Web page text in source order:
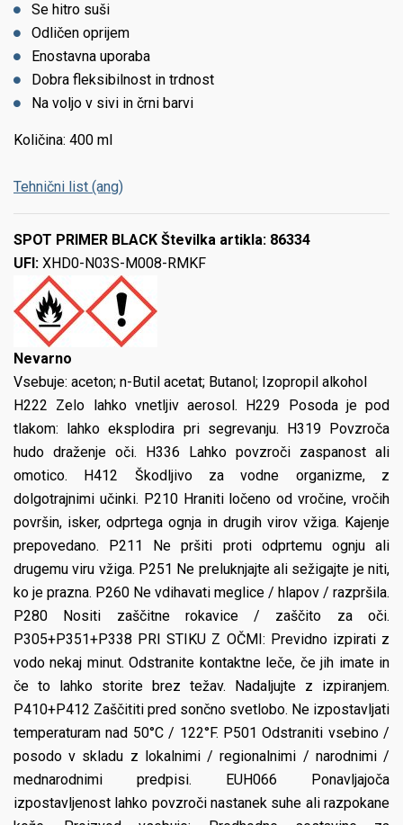
Se hitro suši
Odličen oprijem
Enostavna uporaba
Dobra fleksibilnost in trdnost
Na voljo v sivi in črni barvi
Količina: 400 ml
Tehnični list (ang)
SPOT PRIMER BLACK Številka artikla: 86334
UFI: XHD0-N03S-M008-RMKF
Nevarno
Vsebuje: aceton; n-Butil acetat; Butanol; Izopropil alkohol
H222 Zelo lahko vnetljiv aerosol. H229 Posoda je pod
tlakom: lahko eksplodira pri segrevanju. H319 Povzroča
hudo draženje oči. H336 Lahko povzroči zaspanost ali
omotico. H412 Škodljivo za vodne organizme, z
dolgotrajnimi učinki. P210 Hraniti ločeno od vročine, vročih
površin, isker, odprtega ognja in drugih virov vžiga. Kajenje
prepovedano. P211 Ne pršiti proti odprtemu ognju ali
drugemu viru vžiga. P251 Ne preluknjajte ali sežigajte je niti,
ko je prazna. P260 Ne vdihavati meglice / hlapov / razpršila.
P280 Nositi zaščitne rokavice / zaščito za oči.
P305+P351+P338 PRI STIKU Z OČMI: Previdno izpirati z
vodo nekaj minut. Odstranite kontaktne leče, če jih imate in
če to lahko storite brez težav. Nadaljujte z izpiranjem.
P410+P412 Zaščititi pred sončno svetlobo. Ne izpostavljati
temperaturam nad 50°C / 122°F. P501 Odstraniti vsebino /
posodo v skladu z lokalnimi / regionalnimi / narodnimi /
mednarodnimi predpisi. EUH066 Ponavljajoča
izpostavljenost lahko povzroči nastanek suhe ali razpokane